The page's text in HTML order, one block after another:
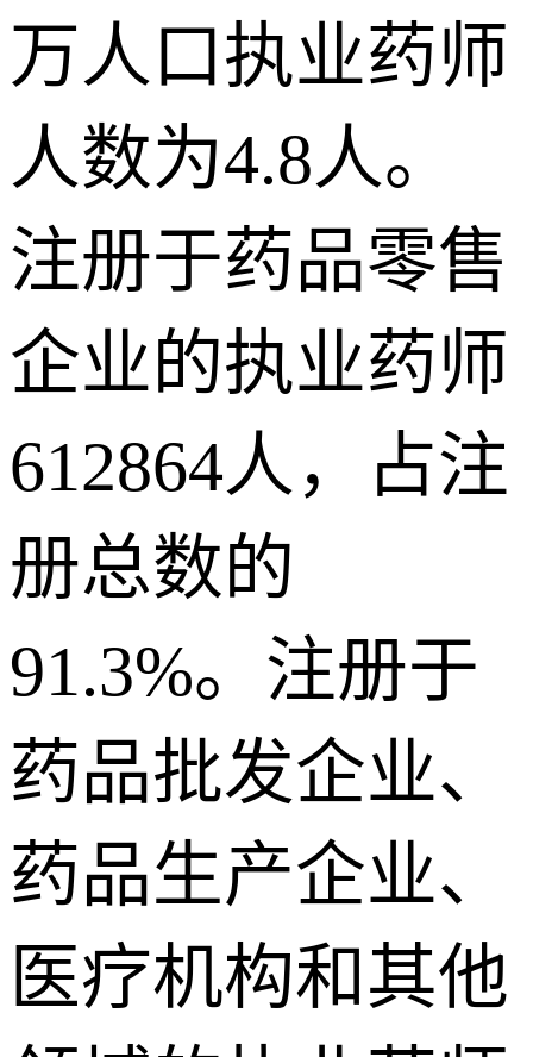
万人口执业药师
人数为4.8人。
注册于药品零售
企业的执业药师
612864人，占注
册总数的
91.3%。注册于
药品批发企业、
药品生产企业、
医疗机构和其他